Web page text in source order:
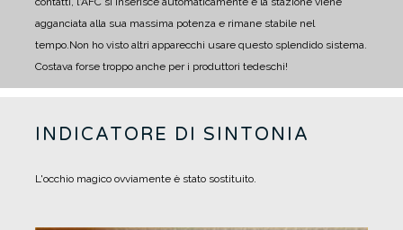
agganciata alla sua massima potenza e rimane stabile nel
tempo. Non ho visto altri apparecchi usare questo splendido sistema.
Costava forse troppo anche per i produttori tedeschi!
INDICATORE DI SINTONIA
L'occhio magico ovviamente è stato sostituito.